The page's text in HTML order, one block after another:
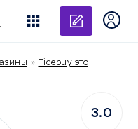
»
Tidebuy это
3.0